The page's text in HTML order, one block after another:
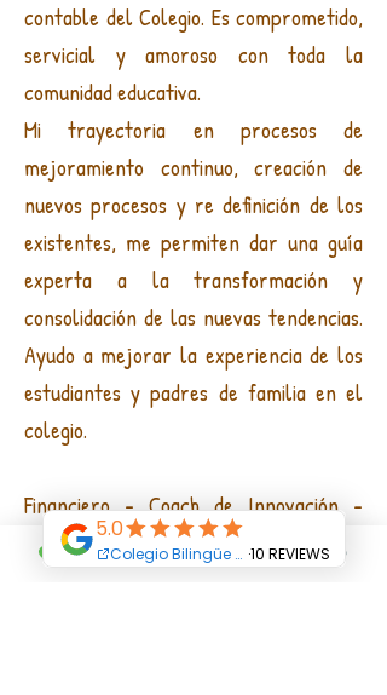
contable del Colegio. Es comprometido,
servicial y amoroso con toda la
comunidad educativa.
Mi trayectoria en procesos de
mejoramiento continuo, creación de
nuevos procesos y re definición de los
existentes, me permiten dar una guía
experta a la transformación y
consolidación de las nuevas tendencias.
Ayudo a mejorar la experiencia de los
estudiantes y padres de familia en el
colegio.
Financiero - Coach de Innovación -
Coolhunter.